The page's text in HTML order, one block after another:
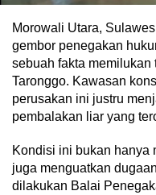
Morowali Utara,
gembor penegakan
sebuah fakta
Taronggo. Kawasan
perusakan ini justru
pembalakan liar yang
Kondisi ini bukan hanya
juga menguatkan
dilakukan Balai